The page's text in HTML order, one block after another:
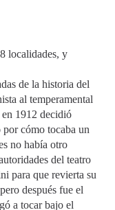
localidades, y
de la historia del
al temperamental
en 1912 decidió
por cómo tocaba un
no había otro
del teatro
para que revierta su
después fue el
a tocar bajo el